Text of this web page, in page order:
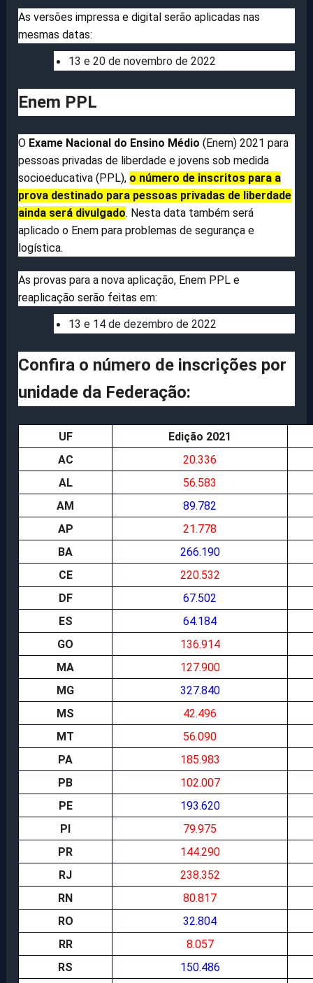
As versões impressa e digital serão aplicadas nas
mesmas datas:
13 e 20 de novembro de 2022
Enem PPL
O Exame Nacional do Ensino Médio (Enem) 2021 para
pessoas privadas de liberdade e jovens sob medida
socioeducativa (PPL), o número de inscritos para a
prova destinado para pessoas privadas de liberdade
ainda será divulgado. Nesta data também será
aplicado o Enem para problemas de segurança e
logística.
As provas para a nova aplicação, Enem PPL e
reaplicação serão feitas em:
13 e 14 de dezembro de 2022
Confira o número de inscrições por
unidade da Federação:
UF
Edição 2021
AC
20.336
AL
56.583
AM
89.782
AP
21.778
BA
266.190
CE
220.532
DF
67.502
ES
64.184
GO
136.914
MA
127.900
MG
327.840
MS
42.496
MT
56.090
PA
185.983
PB
102.007
PE
193.620
PI
79.975
PR
144.290
RJ
238.352
RN
80.817
RO
32.804
RR
8.057
RS
150.486